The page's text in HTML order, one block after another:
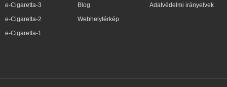
e-Cigaretta-3
e-Cigaretta-2
e-Cigaretta-1
Blog
Webhelytérkép
Adatvédelmi irányelvek